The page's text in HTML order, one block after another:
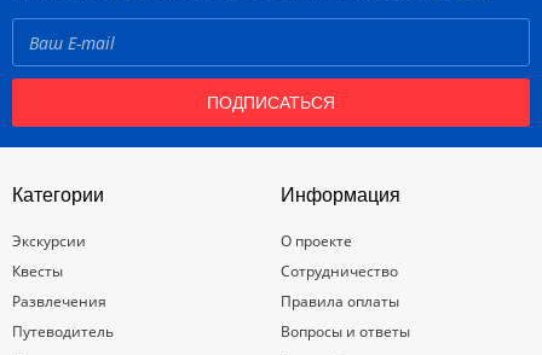
ПОДПИСАТЬСЯ
Категории
Экскурсии
Квесты
Развлечения
Путеводитель
Информация
О проекте
Сотрудничество
Правила оплаты
Вопросы и ответы